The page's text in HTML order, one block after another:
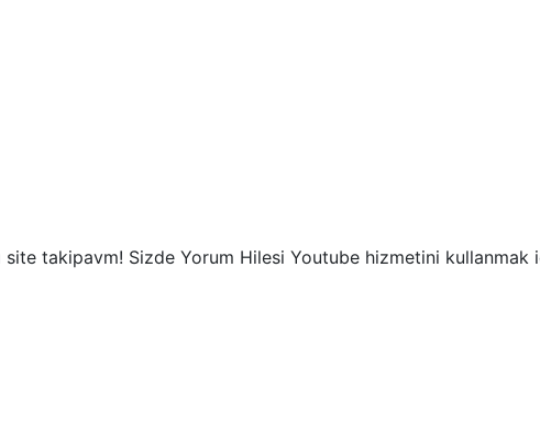
takipavm! Sizde Yorum Hilesi Youtube hizmetini kullanmak